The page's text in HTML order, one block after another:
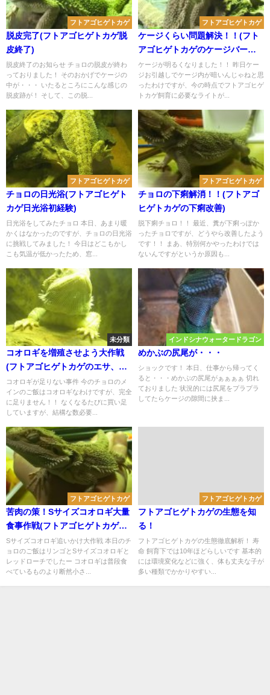
フトアゴヒゲトカゲ
脱皮完了(フトアゴヒゲトカゲ脱
皮終了)
脱皮終了のお知らせ チョロの脱皮が終わ
っておりました！ そのおかげでケージの
中が・・・ いたるところにこんな感じの
脱皮跡が！ そして、この脱...
フトアゴヒゲトカゲ
ケージくらい問題解決！！(フト
アゴヒゲトカゲのケージバージ
ョンアップからの改善)
ケージが明るくなりました！！ 昨日ケー
ジお引越しでケージ内が暗いんじゃねと思
ったわけですが、今の時点でフトアゴヒゲ
トカゲ飼育に必要なライトが...
フトアゴヒゲトカゲ
チョロの日光浴(フトアゴヒゲト
カゲ日光浴初経験)
日光浴をしてみたチョロ 本日、あまり暖
かくはなかったのですが、チョロの日光浴
に挑戦してみました！ 今日はどこもかし
こも気温が低かったため、窓...
フトアゴヒゲトカゲ
チョロの下痢解消！！(フトアゴ
ヒゲトカゲの下痢改善)
脱下痢チョロ！！ 最近、糞が下痢っぽか
ったチョロですが、どうやら改善したよう
です！！ まあ、特別何かやったわけでは
ないんですがというか原因も...
未分類
コオロギを増殖させよう大作戦
(フトアゴヒゲトカゲのエサ、コ
オロギを増やす計画)
コオロギが足りない事件 今のチョロのメ
インのご飯はコオロギなわけですが、完全
に足りません！！ なくなるたびに買い足
していますが、結構な数必要...
インドシナウォータードラゴン
めかぶの尻尾が・・・
ショックです！ 本日、仕事から帰ってく
ると・・・めかぶの尻尾がぁぁぁぁ 切れ
ておりました 状況的には尻尾をプラプラ
してたらケージの隙間に挟ま...
フトアゴヒゲトカゲ
苦肉の策！Sサイズコオロギ大量
食事作戦(フトアゴヒゲトカゲの
コオロギ追いかけ術)
Sサイズコオロギ追いかけ大作戦 本日のチ
ョロのご飯はリンゴとSサイズコオロギと
レッドローチでしたー コオロギは普段食
べているものより断然小さ...
フトアゴヒゲトカゲ
フトアゴヒゲトカゲの生態を知
る！
フトアゴヒゲトカゲの生態徹底解析！ 寿
命 飼育下では10年ほどらしいです 基本的
には環境変化などに強く、体も丈夫な子が
多い種類でかかりやすい...